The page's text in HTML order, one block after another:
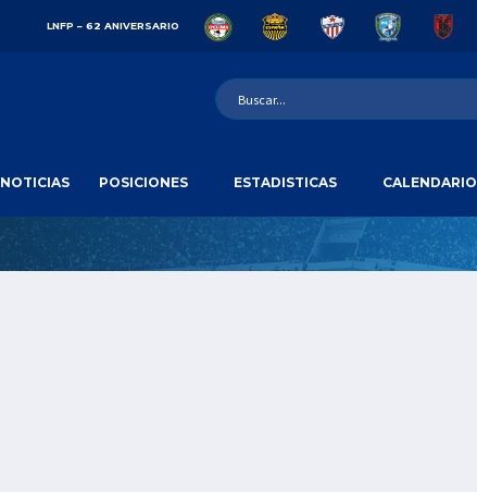
LNFP – 62 ANIVERSARIO
NOTICIAS POSICIONES ESTADISTICAS CALENDARIO